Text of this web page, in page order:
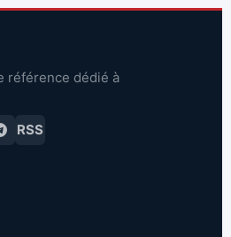
référence dédié à
RSS